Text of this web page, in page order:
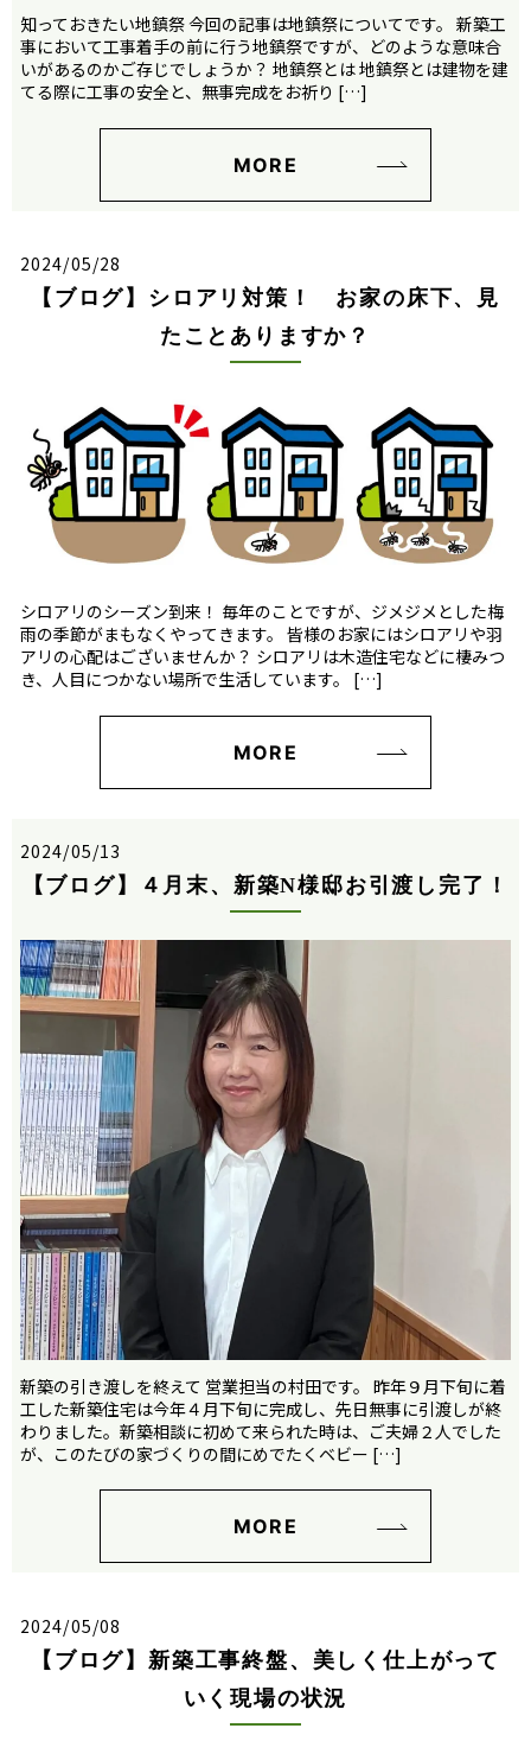
知っておきたい地鎮祭 今回の記事は地鎮祭についてです。 新築工
事において工事着手の前に行う地鎮祭ですが、どのような意味合
いがあるのかご存じでしょうか？ 地鎮祭とは 地鎮祭とは建物を建
てる際に工事の安全と、無事完成をお祈り […]
MORE
2024/05/28
【ブログ】シロアリ対策！ お家の床下、見
たことありますか？
シロアリのシーズン到来！ 毎年のことですが、ジメジメとした梅
雨の季節がまもなくやってきます。 皆様のお家にはシロアリや羽
アリの心配はございませんか？ シロアリは木造住宅などに棲みつ
き、人目につかない場所で生活しています。 […]
MORE
2024/05/13
【ブログ】４月末、新築N様邸お引渡し完了！
新築の引き渡しを終えて 営業担当の村田です。 昨年９月下旬に着
工した新築住宅は今年４月下旬に完成し、先日無事に引渡しが終
わりました。新築相談に初めて来られた時は、ご夫婦２人でした
が、このたびの家づくりの間にめでたくベビー […]
MORE
2024/05/08
【ブログ】新築工事終盤、美しく仕上がって
いく現場の状況